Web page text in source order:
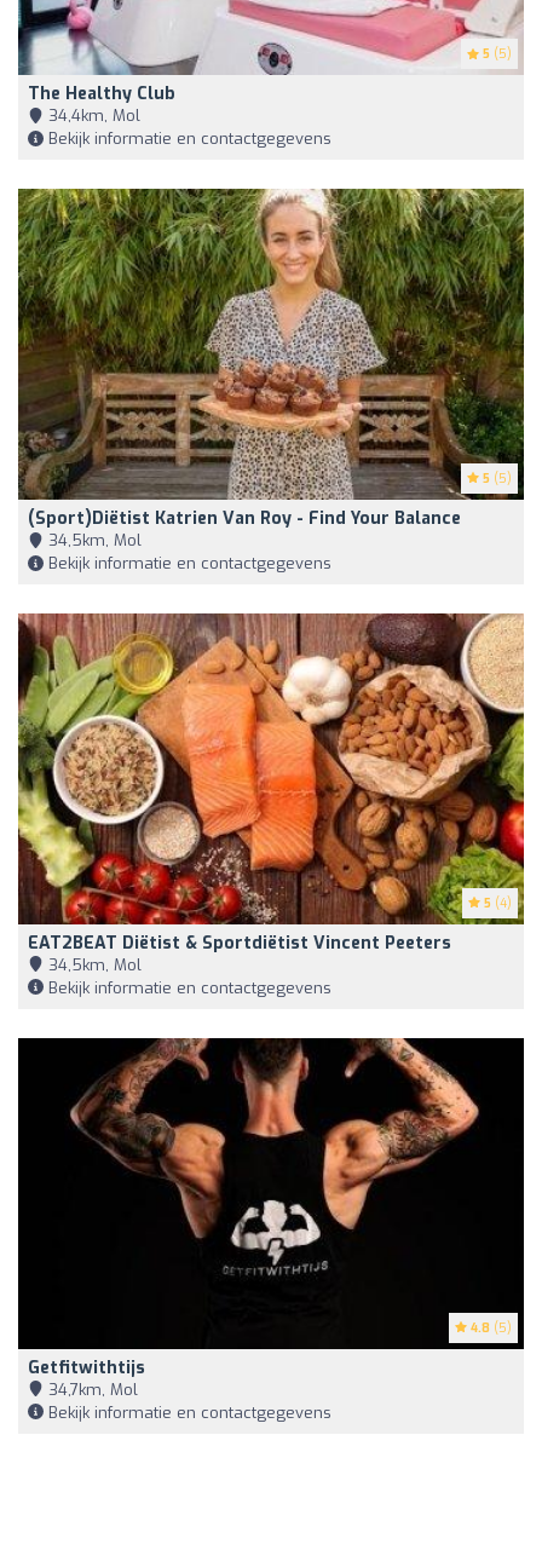
5 (5)
The Healthy Club
34,4km, Mol
Bekijk informatie en contactgegevens
5 (5)
(Sport)diëtist Katrien Van Roy - Find Your Balance
34,5km, Mol
Bekijk informatie en contactgegevens
5 (4)
EAT2BEAT Diëtist & Sportdiëtist Vincent Peeters
34,5km, Mol
Bekijk informatie en contactgegevens
4.8 (5)
Getfitwithtijs
34,7km, Mol
Bekijk informatie en contactgegevens